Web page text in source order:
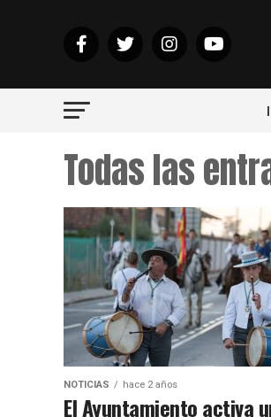
Todas las
NOTICIAS hace 2 años
El Ayuntamiento activa